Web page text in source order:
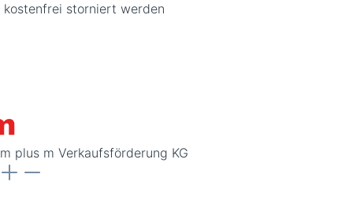
kostenfrei storniert werden
m plus m Verkaufsförderung KG